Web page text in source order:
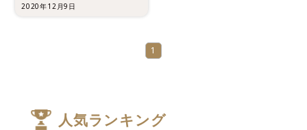
2020年12月9日
1
人気ランキング